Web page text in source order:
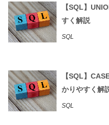
【SQL】
すく解説
SQL
【SQL】
かりやすく解
SQL